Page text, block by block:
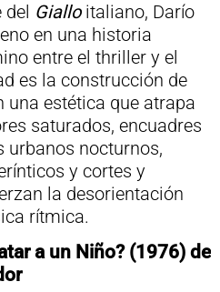
del Giallo italiano, Darío
en una historia
entre el thriller y el
es la construcción de
una estética que atrapa
saturados, encuadres
urbanos nocturnos,
y cortes y
la desorientación
rítmica.
a un Niño? (1976) de